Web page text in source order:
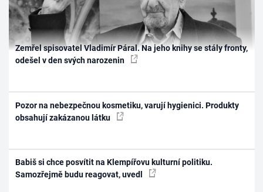
Zemřel spisovatel Vladimír Páral. Na jeho knihy se stály fronty,
odešel v den svých narozenin
Pozor na nebezpečnou kosmetiku, varují hygienici. Produkty
obsahují zakázanou látku
Babiš si chce posvítit na Klempířovu kulturní politiku.
Samozřejmě budu reagovat, uvedl